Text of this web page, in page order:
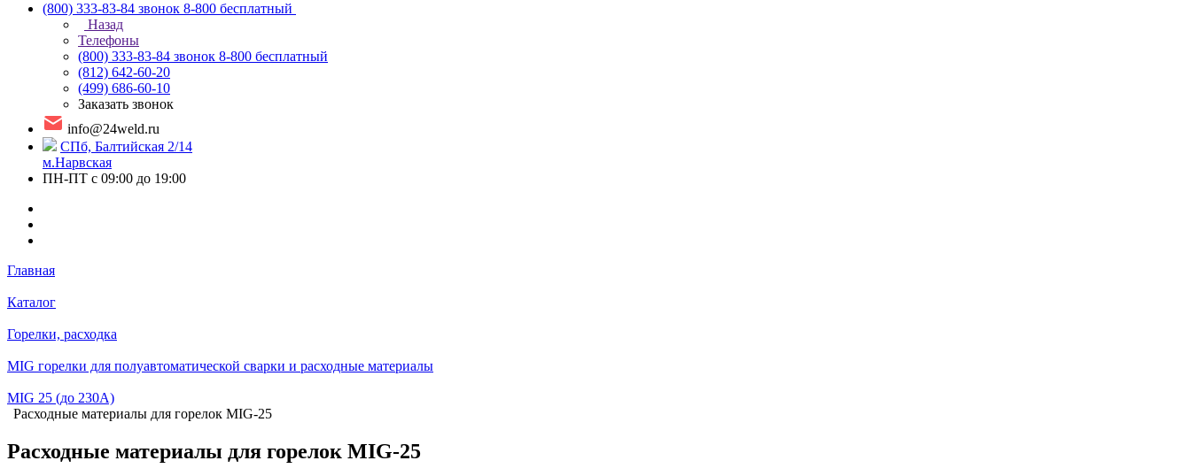
(800) 333-83-84 звонок 8-800 бесплатный
Назад
Телефоны
(800) 333-83-84 звонок 8-800 бесплатный
(812) 642-60-20
(499) 686-60-10
Заказать звонок
info@24weld.ru
СПб, Балтийская 2/14
м.Нарвская
ПН-ПТ с 09:00 до 19:00
Главная
Каталог
Горелки, расходка
MIG горелки для полуавтоматической сварки и расходные материалы
MIG 25 (до 230А)
Расходные материалы для горелок MIG-25
Расходные материалы для горелок MIG-25